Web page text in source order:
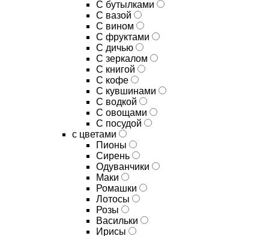
C бутылками
C вазой
C вином
C фруктами
C дичью
C зеркалом
C книгой
C кофе
C кувшинами
C водкой
C овощами
C посудой
с цветами
Пионы
Сирень
Одуванчики
Маки
Ромашки
Лотосы
Розы
Васильки
Ирисы